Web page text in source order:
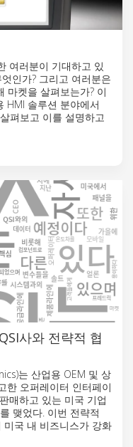
여러분이 기대하고 있
인가? 그리고 여러분은
마켓을 살펴보는가? 이
HMI 솔루션 분야에서
펴보고 이를 설명하고
사와 전략적 협
는 산업용 OEM 및 상
한 오퍼레이터 인터페이
매하고 있는 미국 기업
맺었다. 이번 전략적
국 내 비즈니스가 강화